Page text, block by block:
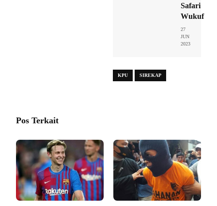
Safari
Wukuf
27
JUN
2023
KPU SIREKAP
Pos Terkait